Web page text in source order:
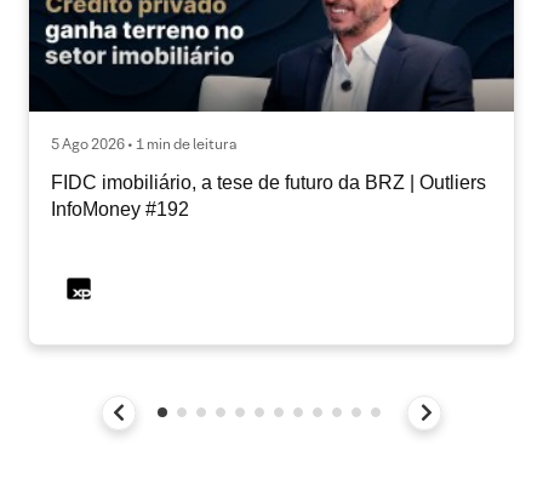
5 Ago 2026 • 1 min de leitura
FIDC imobiliário, a tese de futuro da BRZ | Outliers
InfoMoney #192